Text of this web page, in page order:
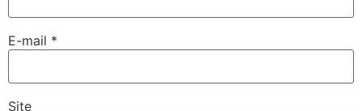
E-mail *
Site